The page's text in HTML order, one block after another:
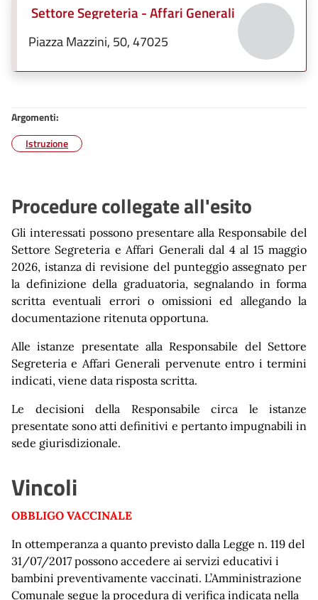
Settore Segreteria - Affari Generali
Piazza Mazzini, 50, 47025
Argomenti:
Istruzione
Procedure collegate all'esito
Gli interessati possono presentare alla Responsabile del
Settore Segreteria e Affari Generali dal 4 al 15 maggio
2026, istanza di revisione del punteggio assegnato per
la definizione della graduatoria, segnalando in forma
scritta eventuali errori o omissioni ed allegando la
documentazione ritenuta opportuna.
Alle istanze presentate alla Responsabile del Settore
Segreteria e Affari Generali pervenute entro i termini
indicati, viene data risposta scritta.
Le decisioni della Responsabile circa le istanze
presentate sono atti definitivi e pertanto impugnabili in
sede giurisdizionale.
Vincoli
OBBLIGO VACCINALE
In ottemperanza a quanto previsto dalla Legge n. 119 del
31/07/2017 possono accedere ai servizi educativi i
bambini preventivamente vaccinati. L’Amministrazione
Comunale segue la procedura di verifica indicata nella